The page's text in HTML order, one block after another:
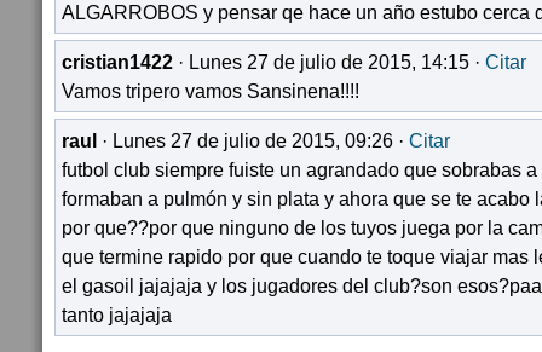
ALGARROBOS y pensar qe hace un año estubo cerca
cristian1422 · Lunes 27 de julio de 2015, 14:15 · Citar
Vamos tripero vamos Sansinena!!!!
raul · Lunes 27 de julio de 2015, 09:26 · Citar
futbol club siempre fuiste un agrandado que sobrabas
formaban a pulmón y sin plata y ahora que se te acabo
por que??por que ninguno de los tuyos juega por la
que termine rapido por que cuando te toque viajar mas
el gasoil jajajaja y los jugadores del club?son
tanto jajajaja